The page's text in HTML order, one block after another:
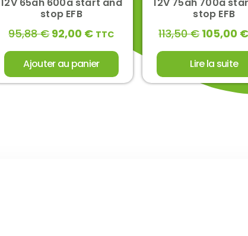
12V 65ah 600a start and
stop EFB
95,88€92,00 € TTC
Ajouter au panier
12V 75ah 700a
stop EFB
113,50€105,00 €
Lire la suite